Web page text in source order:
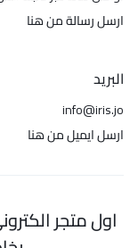
ارسل رسالة من هنا
البريد
info@iris.jo
ارسل ايميل من هنا
اول متجر